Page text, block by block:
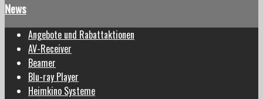
News
Angebote und Rabattaktionen
AV-Receiver
Beamer
Blu-ray Player
Heimkino Systeme